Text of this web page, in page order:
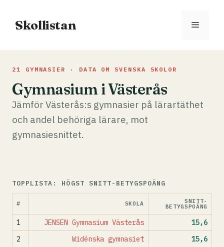
innehåll
Skollistan Meny
21 GYMNASIER · DATA OM SVENSKA SKOLOR
Gymnasium i Västerås
Jämför Västerås:s gymnasier på lärartäthet
och andel behöriga lärare, mot
gymnasiesnittet.
TOPPLISTA: HÖGST SNITT-BETYGSPOÄNG
# SKOLA SNITT-
BETYGSPOÄNG
1 JENSEN Gymnasium Västerås
15,6
2
Widénska gymnasiet
15,6